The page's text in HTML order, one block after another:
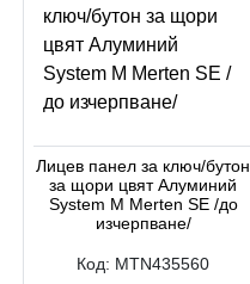
Лицев панел за ключ/бутон
за щори цвят Алуминий
System M Merten SE /до
изчерпване/
Код: MTN435560